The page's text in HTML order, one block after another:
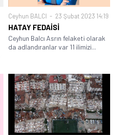
Ceyhun BALCI 23 Şubat 2023 14:19
HATAY FEDAİSİ
Ceyhun Balcı Asrın felaketi olarak
da adlandıranlar var 11 ilimizi...